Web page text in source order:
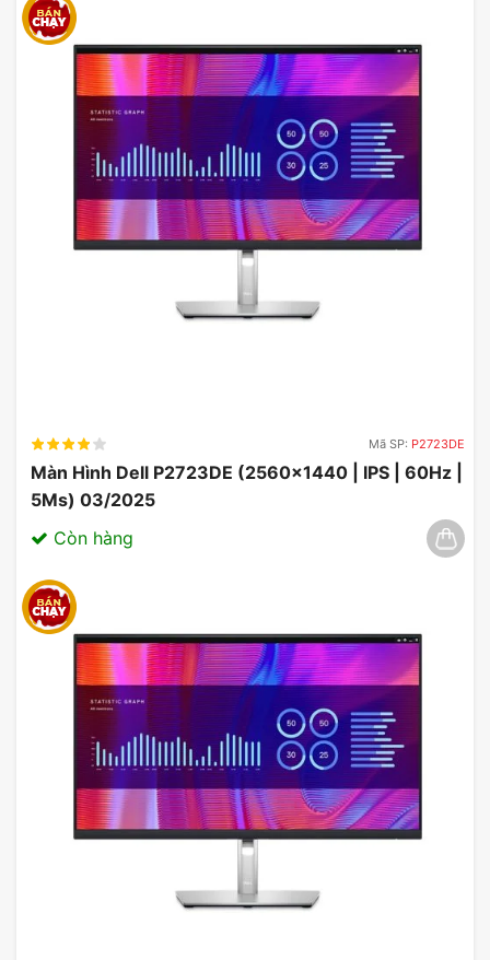
hình Asus XG32VQ
xg32vq price
asus xg32vq manual
rog strix xg32vq price
asus rog strix xg32vqr review
Mã SP: P2723DE
Màn Hình Dell P2723DE (2560×1440 | IPS | 60Hz |
5Ms) 03/2025
Còn hàng